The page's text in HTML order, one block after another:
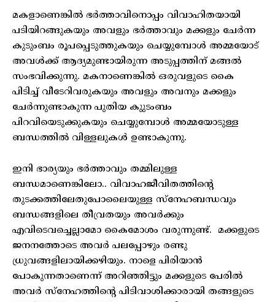
മകളാണെങ്കില്‍ ഭര്‍ത്താവിനൊപ്പം വിവാഹിതയായി
പടിയിറങ്ങുകയും അവളും ഭര്‍ത്താവും മക്കളും ചേര്‍ന്ന
കുടുംബം രൂപപ്പെടുത്തുകയും ചെയ്യുമ്പോള്‍ അമ്മയോട്
അവള്‍ക്ക് ആദ്യമുണ്ടായിരുന്ന അടുപ്പത്തിന് മങ്ങല്‍
സംഭവിക്കുന്നു. മകനാണെങ്കില്‍ ഒരുവളുടെ കൈ
പിടിച്ച് വീടേറിവരുകയും അവളും അവനും മക്കളും
ചേര്‍ന്നുണ്ടാകുന്ന പുതിയ കുുടംബം
പിറവിയെടുക്കുകയും ചെയ്യുമ്പോള്‍ അമ്മയോടുള്ള
ബന്ധത്തില്‍ വിള്ളലുകള്‍ ഉണ്ടാകുന്നു.
ഇനി ഭാര്യയും ഭര്‍ത്താവും തമ്മിലുള്ള
ബന്ധമാണെങ്കിലോ.. വിവാഹജീവിതത്തിന്റെ
തുടക്കത്തിലേതുപോലൈയുള്ള സ്‌നേഹബന്ധവും
ബന്ധങ്ങളിലെ തീവ്രതയും അവര്‍ക്കും
എവിടെവച്ചെല്ലാമോ കൈമോശം വരുന്നുണ്ട്. മക്കളുടെ
ജനനത്തോടെ അവര്‍ പലപ്പോഴും രണ്ടു
ധ്രുവങ്ങളിലായിക്കഴിയും. നാളെ പിരിയാന്‍
പോകുന്നതാണെന്ന് അറിഞ്ഞിട്ടും മക്കളുടെ പേരില്‍
അവര്‍ സ്‌നേഹത്തിന്റെ പിടിവാശിക്കാരായി തങ്ങളുടെ